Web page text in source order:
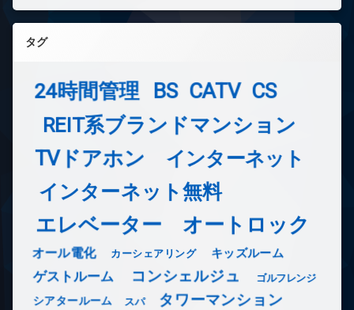
タグ
24時間管理 BS CATV CS
REIT系ブランドマンション
TVドアホン インターネット
インターネット無料
エレベーター オートロック
オール電化 カーシェアリング キッズルーム
ゲストルーム コンシェルジュ ゴルフレンジ
シアタールーム スパ タワーマンション